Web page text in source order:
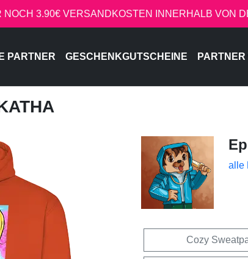
NOCH 3.90€ VERSANDKOSTEN INNERHALB VON
PARTNER GESCHENKGUTSCHEINE PARTNER
alle
Cozy